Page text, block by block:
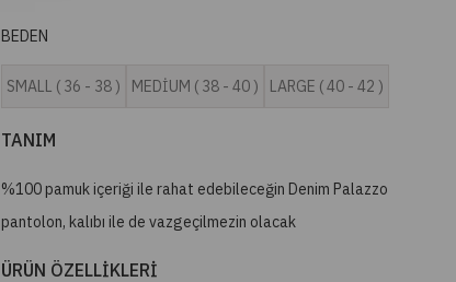
BEDEN
SMALL ( 36 - 38 ) MEDİUM ( 38 - 40 ) LARGE ( 40 - 42 )
TANIM
%100 pamuk içeriği ile rahat edebileceğin Denim Palazzo
pantolon, kalıbı ile de vazgeçilmezin olacak
ÜRÜN ÖZELLİKLERİ